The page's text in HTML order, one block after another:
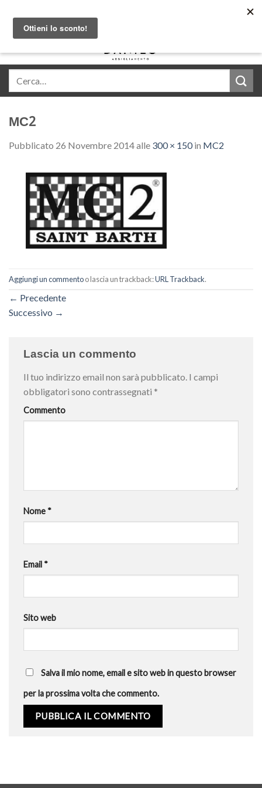
content
MC2
Pubblicato 26 Novembre 2014alle 300 × 150in MC2
Aggiungi un commentoo lascia un trackback:URL Trackback.
← Precedente
Successivo →
Lascia un commento
Il tuo indirizzo email non sarà pubblicato. I campi
obbligatori sono contrassegnati *
Commento
Nome *
Email *
Sito web
Salva il mio nome, email e sito web in questo browser
per la prossima volta che commento.